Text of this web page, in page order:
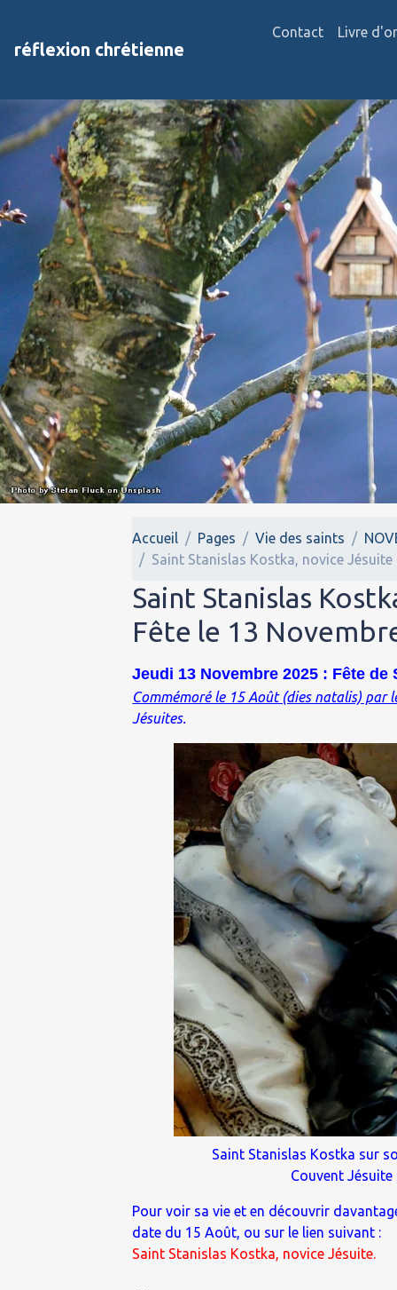
réflexion chrétienne
Contact Livre d'or
Accueil Pages Vie des saints
Saint Stanislas Kostka, novice Jésuite
Saint Stanislas
Fête le 13
Jeudi 13 Novembre 2025 : Fête
Commémoré le 15 Août (dies natalis) par
Jésuites.
Saint Stanislas Kostka sur
Couvent Jésuite
Pour voir sa vie et en découvrir
date du 15 Août, ou sur le lien suivant :
Saint Stanislas Kostka, novice Jésuite.